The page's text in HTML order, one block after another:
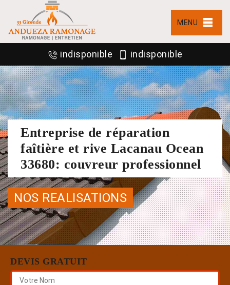
MENU
indisponible indisponible
Entreprise de réparation
faîtière et rive Lacanau Ocean
33680: couvreur professionnel
NOS REALISATIONS
DEVIS GRATUIT